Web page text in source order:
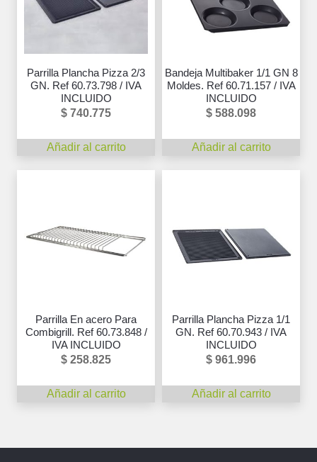
Parrilla Plancha Pizza 2/3
GN. Ref 60.73.798 / IVA
INCLUIDO
$ 740.775
Añadir al carrito
Bandeja Multibaker 1/1 GN 8
Moldes. Ref 60.71.157 / IVA
INCLUIDO
$ 588.098
Añadir al carrito
Parrilla En acero Para
Combigrill. Ref 60.73.848 /
IVA INCLUIDO
$ 258.825
Añadir al carrito
Parrilla Plancha Pizza 1/1
GN. Ref 60.70.943 / IVA
INCLUIDO
$ 961.996
Añadir al carrito